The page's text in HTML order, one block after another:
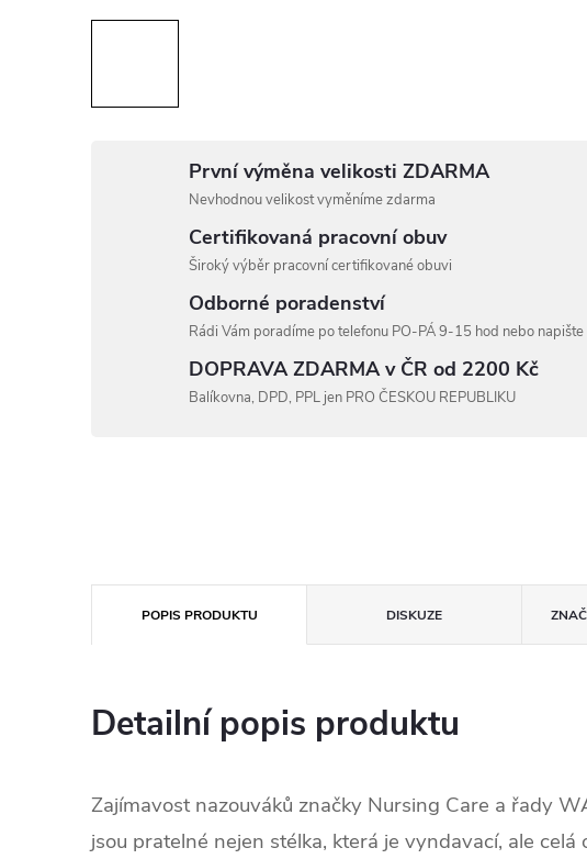
První výměna velikosti ZDARMA
Nevhodnou velikost vyměníme zdarma
Certifikovaná pracovní obuv
Široký výběr pracovní certifikované obuvi
Odborné poradenství
Rádi Vám poradíme po telefonu PO-PÁ 9-15 hod nebo napište
DOPRAVA ZDARMA v ČR od 2200 Kč
Balíkovna, DPD, PPL jen PRO ČESKOU REPUBLIKU
POPIS PRODUKTU DISKUZE
Detailní popis produktu
Zajímavost nazouváků značky Nursing Care a řady
jsou pratelné nejen stélka, která je vyndavací, ale celá